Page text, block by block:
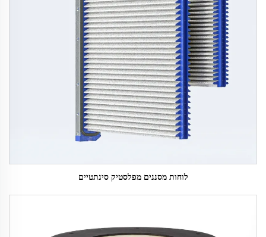
לוחות מסננים מפלסטיק סינתטיים